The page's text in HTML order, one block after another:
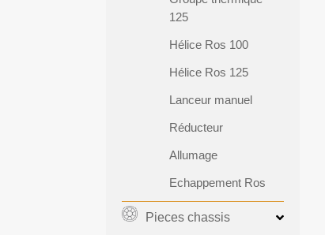
125
Hélice Ros 100
Hélice Ros 125
Lanceur manuel
Réducteur
Allumage
Echappement Ros
Pieces chassis